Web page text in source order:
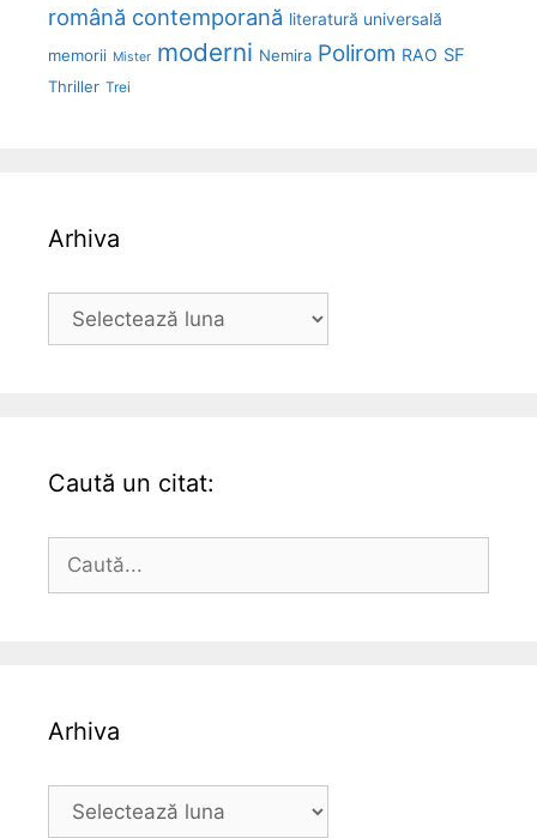
română contemporană literatură universală
memorii Mister moderni Nemira Polirom RAO SF
Thriller Trei
Arhiva
Arhiva
Caută un citat:
Caută
Arhiva
Arhiva